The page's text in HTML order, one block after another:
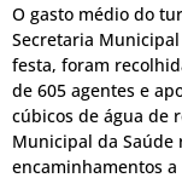
O gasto médio do
Secretaria Municipal
festa, foram
de 605 agentes e
cúbicos de água de
Municipal da Saúde
encaminhamentos